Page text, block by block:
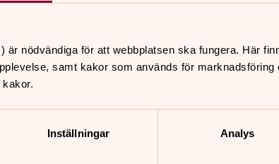
är nödvändiga för att webbplatsen ska fungera. Här
samt kakor som används för
Inställningar Analys
7